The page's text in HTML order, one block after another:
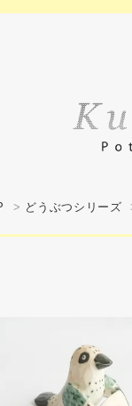
> どうぶつシリーズ